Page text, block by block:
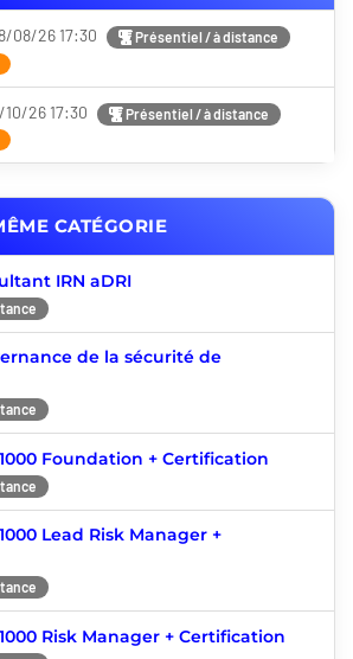
08/26 17:30
Présentiel / à distance
26 17:30
Présentiel / à distance
CATÉGORIE
IRN aDRI
de la sécurité de
Foundation + Certification
Lead Risk Manager +
Risk Manager + Certification